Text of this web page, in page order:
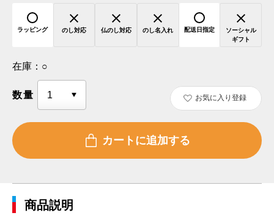
ラッピング のし対応 仏のし対応 のし名入れ 配送日指定
ソーシャル
ギフト
在庫： ○
数量 お気に入り登録
商品説明